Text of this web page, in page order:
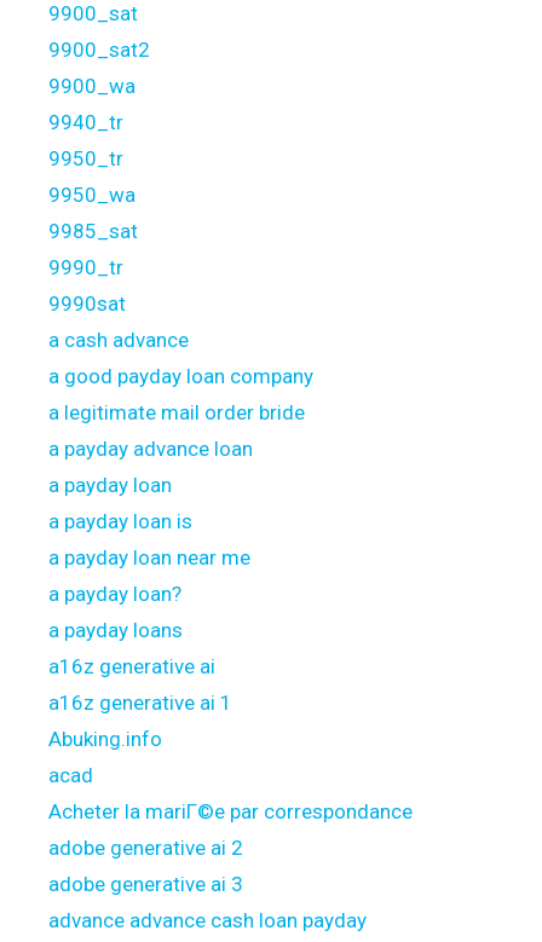
9900_sat
9900_sat2
9900_wa
9940_tr
9950_tr
9950_wa
9985_sat
9990_tr
9990sat
a cash advance
a good payday loan company
a legitimate mail order bride
a payday advance loan
a payday loan
a payday loan is
a payday loan near me
a payday loan?
a payday loans
a16z generative ai
a16z generative ai 1
Abuking.info
acad
Acheter la mariГ©e par correspondance
adobe generative ai 2
adobe generative ai 3
advance advance cash loan payday